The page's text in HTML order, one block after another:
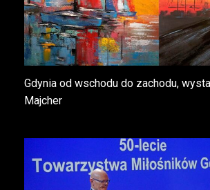
Gdynia od wschodu do zachodu,
Majcher